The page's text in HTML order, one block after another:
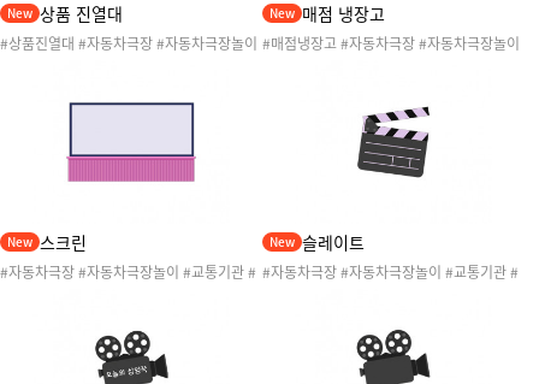
상품 진열대
New
#상품진열대 #자동차극장 #자동차극장놀이
관매점 #자동차극장매점 #자동차놀이 #어린
매점 냉장고
New
#매점냉장고 #자동차극장 #자동차극장놀이
관매점 #자동차극장매점 #자동차놀이 #어린
스크린
New
#자동차극장 #자동차극장놀이 #교통기관 #
차극장매점 #자동차놀이 #어린이영화
슬레이트
New
#자동차극장 #자동차극장놀이 #교통기관 #
차극장매점 #자동차놀이 #어린이영화 #영화